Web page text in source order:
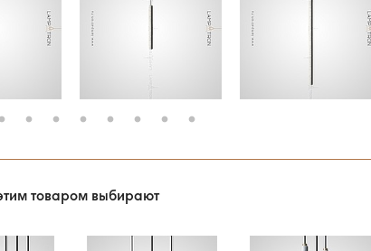
товаром выбирают